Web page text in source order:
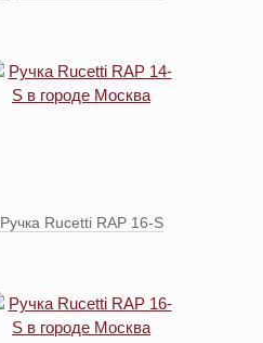
Ручка Rucetti RAP 16-S